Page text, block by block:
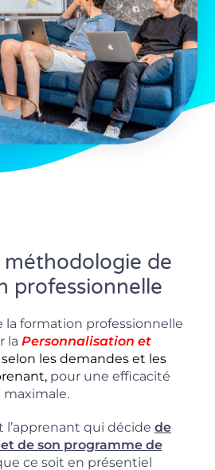
méthodologie de
professionnelle
la formation professionnelle
la Personnalisation et
selon les demandes et les
pour une efficacité
maximale.
l’apprenant qui décide de
de son programme de
ce soit en présentiel